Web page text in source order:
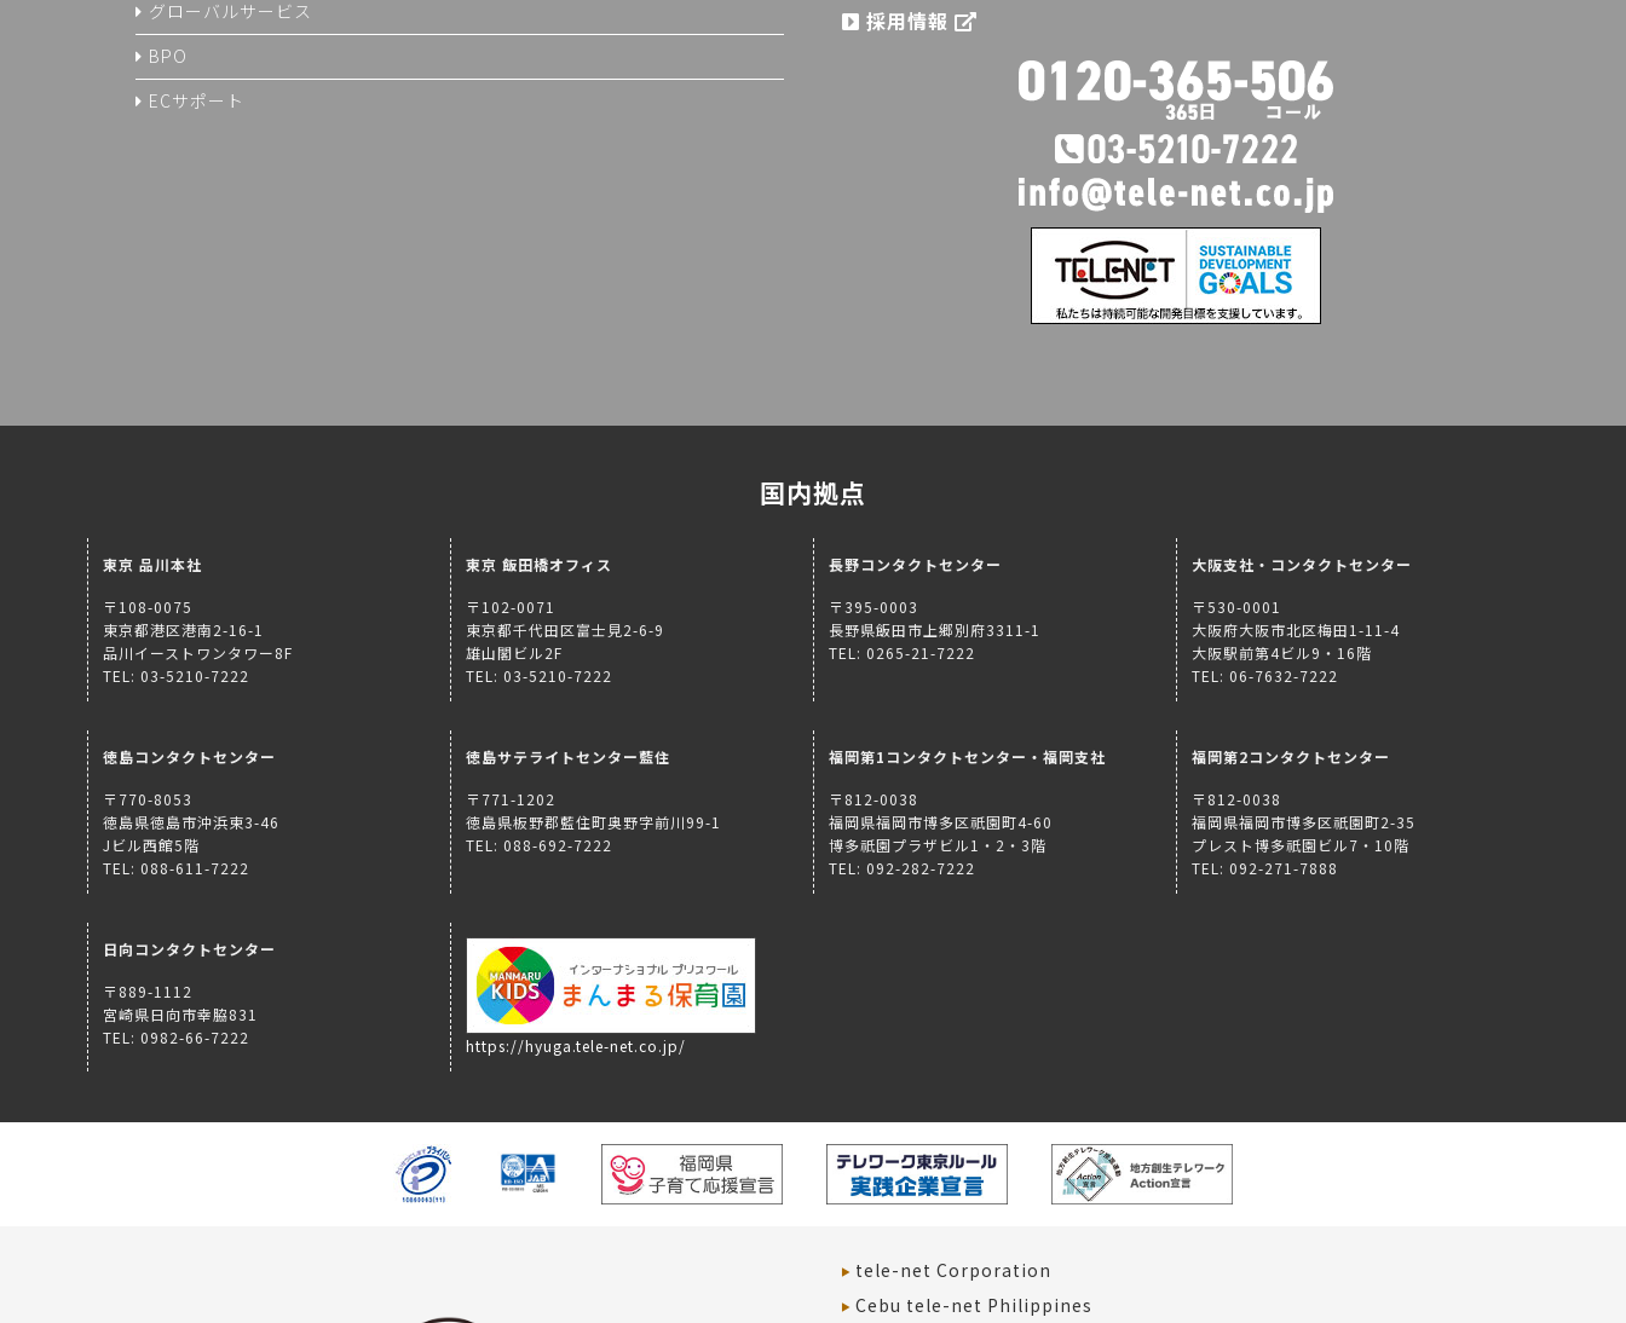
グローバルサービス
BPO
ECサポート
採用情報
国内拠点
東京 品川本社
〒108-0075
東京都港区港南2-16-1
品川イーストワンタワー8F
TEL: 03-5210-7222
東京 飯田橋オフィス
〒102-0071
東京都千代田区富士見2-6-9
雄山閣ビル2F
TEL: 03-5210-7222
長野コンタクトセンター
〒395-0003
長野県飯田市上郷別府3311-1
TEL: 0265-21-7222
大阪支社・コンタクトセンター
〒530-0001
大阪府大阪市北区梅田1-11-4
大阪駅前第4ビル9・16階
TEL: 06-7632-7222
徳島コンタクトセンター
〒770-8053
徳島県徳島市沖浜東3-46
Jビル西館5階
TEL: 088-611-7222
徳島サテライトセンター藍住
〒771-1202
徳島県板野郡藍住町奥野字前川99-1
TEL: 088-692-7222
福岡第1コンタクトセンター・福岡支社
〒812-0038
福岡県福岡市博多区祇園町4-60
博多祇園プラザビル1・2・3階
TEL: 092-282-7222
福岡第2コンタクトセンター
〒812-0038
福岡県福岡市博多区祇園町2-35
プレスト博多祇園ビル7・10階
TEL: 092-271-7888
日向コンタクトセンター
〒889-1112
宮崎県日向市幸脇831
TEL: 0982-66-7222
https://hyuga.tele-net.co.jp/
tele-net Corporation
Cebu tele-net Philippines